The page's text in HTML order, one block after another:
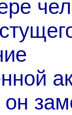
он